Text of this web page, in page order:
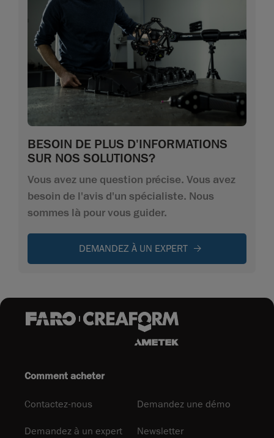
BESOIN DE PLUS D'INFORMATIONS
SUR NOS SOLUTIONS?
Vous avez une question précise. Vous avez
besoin de l'avis d'un spécialiste. Nous
sommes là pour vous guider.
DEMANDEZ À UN EXPERT
Comment acheter
Contactez-nous Demandez une démo
Demandez à un expert Newsletter